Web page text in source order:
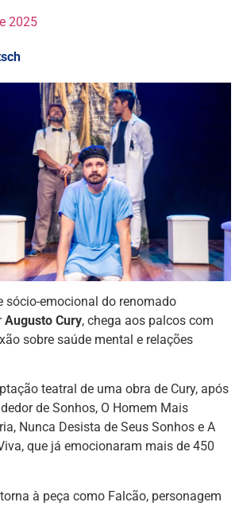
2025
sócio-emocional do renomado
Augusto Cury, chega aos palcos com
sobre saúde mental e relações
teatral de uma obra de Cury, após
de Sonhos, O Homem Mais
Nunca Desista de Seus Sonhos e A
que já emocionaram mais de 450
à peça como Falcão, personagem